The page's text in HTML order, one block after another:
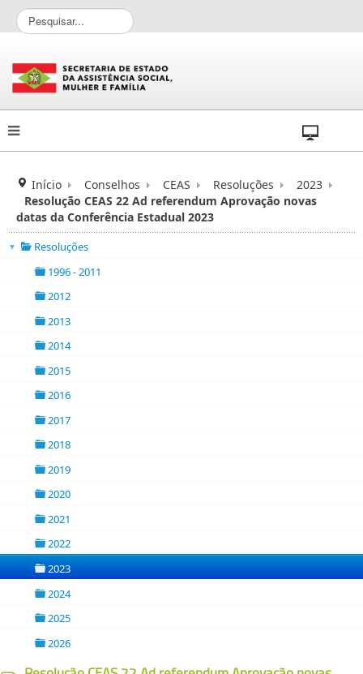
P
e
q
u
i
s
a
Início Conselhos CEAS Resoluções
2023
Resolução CEAS 22 Ad referendum Aprovação novas
datas da Conferência Estadual 2023
▼ Resoluções
1996 - 2011
2012
2013
2014
2015
2016
2017
2018
2019
2020
2021
folder
2022
folder
2023
2024
2025
2026